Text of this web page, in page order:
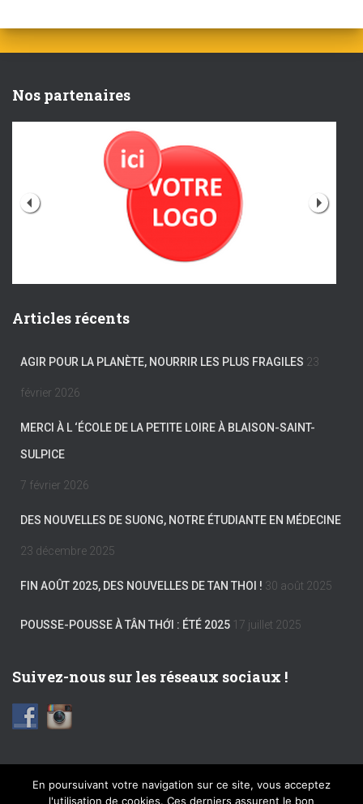
Nos partenaires
Articles récents
AGIR POUR LA PLANÈTE, NOURRIR LES PLUS FRAGILES 23
février 2026
MERCI À L ‘ÉCOLE DE LA PETITE LOIRE À BLAISON-SAINT-
SULPICE
7 février 2026
DES NOUVELLES DE SUONG, NOTRE ÉTUDIANTE EN MÉDECINE
23 décembre 2025
FIN AOÛT 2025, DES NOUVELLES DE TAN THOI ! 30 août 2025
POUSSE-POUSSE À TÂN THỚI : ÉTÉ 2025 17 juillet 2025
Suivez-nous sur les réseaux sociaux !
FACEBOOK INSTAGRAM MENTIONS LÉGALES
En poursuivant votre navigation sur ce site, vous acceptez
l'utilisation de cookies. Ces derniers assurent le bon